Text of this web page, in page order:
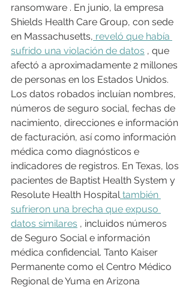
ransomware . En junio, la empresa
Shields Health Care Group, con sede
en Massachusetts, reveló que había
sufrido una violación de datos , que
afectó a aproximadamente 2 millones
de personas en los Estados Unidos.
Los datos robados incluían nombres,
números de seguro social, fechas de
nacimiento, direcciones e información
de facturación, así como información
médica como diagnósticos e
indicadores de registros. En Texas, los
pacientes de Baptist Health System y
Resolute Health Hospital también
sufrieron una brecha que expuso
datos similares , incluidos números
de Seguro Social e información
médica confidencial. Tanto Kaiser
Permanente como el Centro Médico
Regional de Yuma en Arizona